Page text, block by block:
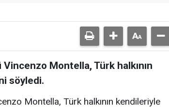
Montella, Türk halkının
söyledi.
Montella, Türk halkının kendileriyle